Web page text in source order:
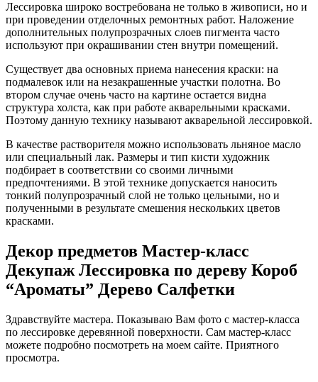
Лессировка широко востребована не только в живописи, но и
при проведении отделочных ремонтных работ. Наложение
дополнительных полупрозрачных слоев пигмента часто
используют при окрашивании стен внутри помещений.
Существует два основных приема нанесения краски: на
подмалевок или на незакрашенные участки полотна. Во
втором случае очень часто на картине остается видна
структура холста, как при работе акварельными красками.
Поэтому данную технику называют акварельной лессировкой.
В качестве растворителя можно использовать льняное масло
или специальный лак. Размеры и тип кисти художник
подбирает в соответствии со своими личными
предпочтениями. В этой технике допускается наносить
тонкий полупрозрачный слой не только цельными, но и
полученными в результате смешения нескольких цветов
красками.
Декор предметов Мастер-класс
Декупаж Лессировка по дереву Короб
“Ароматы” Дерево Салфетки
Здравствуйте мастера. Показываю Вам фото с мастер-класса
по лессировке деревянной поверхности. Сам мастер-класс
можете подробно посмотреть на моем сайте. Приятного
просмотра.